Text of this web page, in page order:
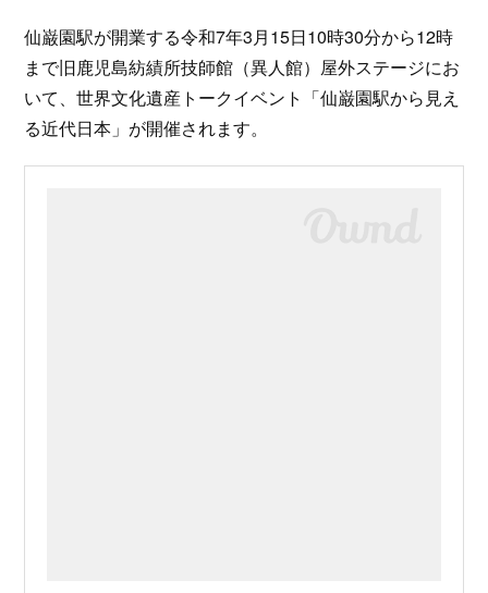
仙巌園駅が開業する令和7年3月15日10時30分から12時
まで旧鹿児島紡績所技師館（異人館）屋外ステージにお
いて、世界文化遺産トークイベント「仙巌園駅から見え
る近代日本」が開催されます。